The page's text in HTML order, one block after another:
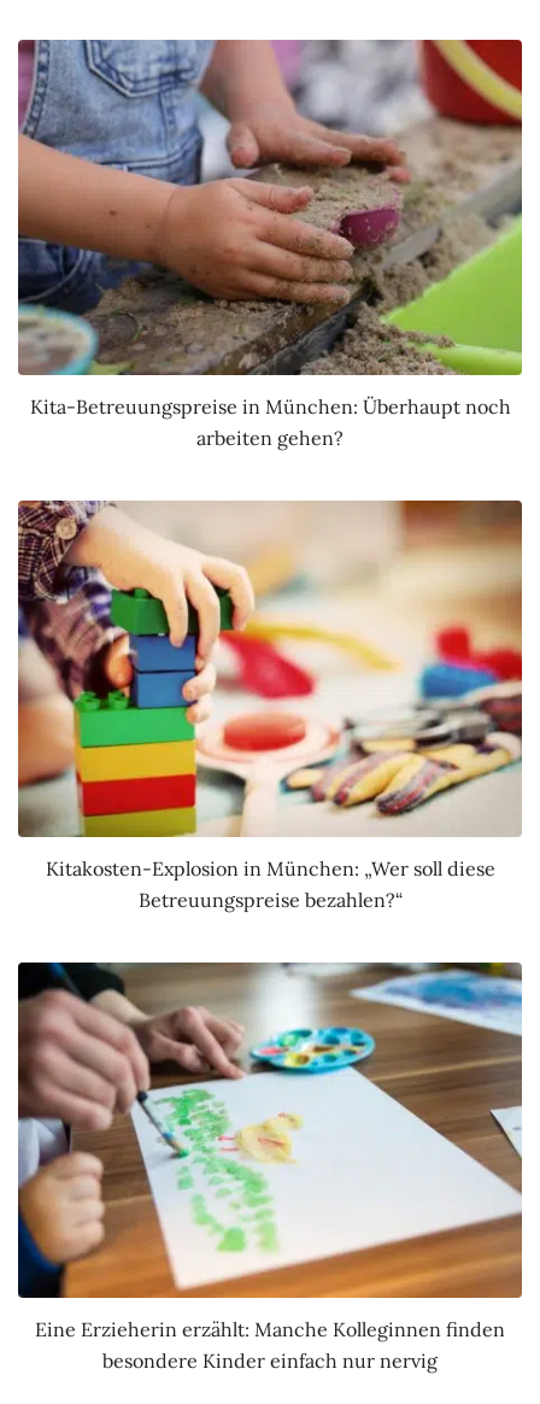
Kita-Betreuungspreise in München: Überhaupt noch
arbeiten gehen?
Kitakosten-Explosion in München: „Wer soll diese
Betreuungspreise bezahlen?“
Eine Erzieherin erzählt: Manche Kolleginnen finden
besondere Kinder einfach nur nervig